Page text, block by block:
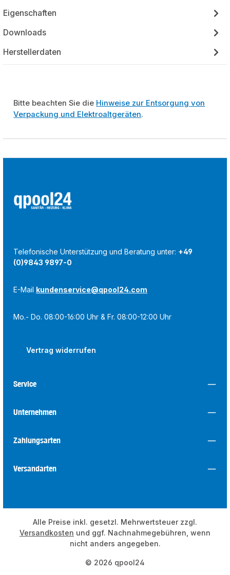
Eigenschaften
Downloads
Herstellerdaten
Bitte beachten Sie die Hinweise zur Entsorgung von
Verpackung und Elektroaltgeräten.
Telefonische Unterstützung und Beratung unter: +49
(0)9843 9897-0
E-Mail kundenservice@qpool24.com
Mo.- Do. 08:00-16:00 Uhr & Fr. 08:00-12:00 Uhr
Vertrag widerrufen
Service
Unternehmen
Zahlungsarten
Versandarten
© 2026 qpool24
Alle Preise inkl. gesetzl. Mehrwertsteuer zzgl.
Versandkosten und ggf. Nachnahmegebühren, wenn
nicht anders angegeben.